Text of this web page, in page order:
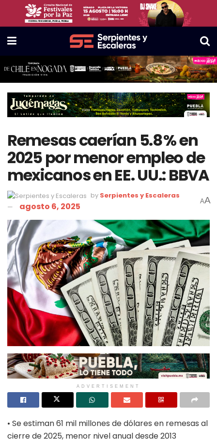
Remesas caerían 5.8 % en
2025 por menor empleo de
mexicanos en EE. UU.: BBVA
by Serpientes y Escaleras
agosto 6, 2025 AA
ADVERTISEMENT
• Se estiman 61 mil millones de dólares en remesas al
cierre de 2025, menor nivel anual desde 2013